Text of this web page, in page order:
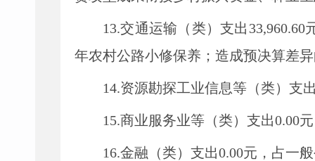
13.交通运输（类）支出33,960.60
年农村公路小修保养 ； 造成预决算差
14.资源勘探工业信息等（类）支
15.商业服务业等（类）支出0.00
16.金融（类）支出0.00元，占一